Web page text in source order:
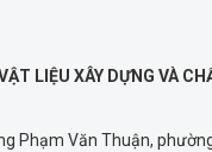
LIỆU XÂY DỰNG VÀ
Phạm Văn Thuận,